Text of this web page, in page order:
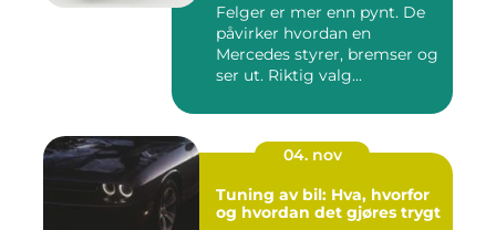
Felger er mer enn pynt. De
påvirker hvordan en
Mercedes styrer, bremser og
ser ut. Riktig valg...
04. nov
Tuning av bil: Hva, hvorfor
og hvordan det gjøres trygt